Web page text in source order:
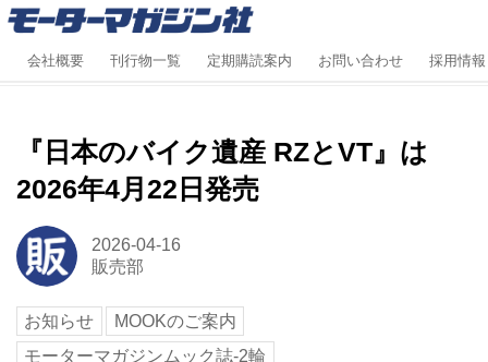
会社概要 刊行物一覧 定期購読案内 お問い合わせ 採用情報
『日本のバイク遺産 RZとVT』は
2026年4月22日発売
2026-04-16
販売部
お知らせ
MOOKのご案内
モーターマガジンムック誌-2輪